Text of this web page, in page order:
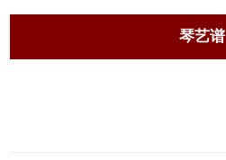
琴艺谱